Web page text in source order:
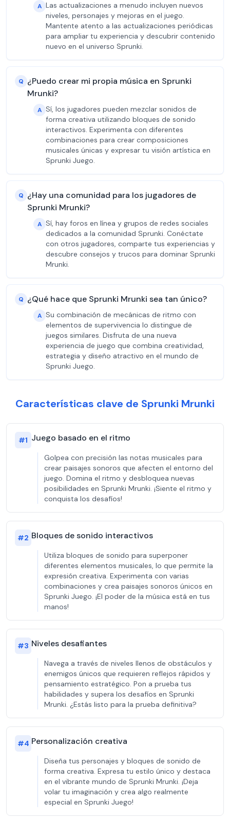
A Las actualizaciones a menudo incluyen nuevos
niveles, personajes y mejoras en el juego.
Mantente atento a las actualizaciones periódicas
para ampliar tu experiencia y descubrir contenido
nuevo en el universo Sprunki.
Q ¿Puedo crear mi propia música en Sprunki
Mrunki?
A Sí, los jugadores pueden mezclar sonidos de
forma creativa utilizando bloques de sonido
interactivos. Experimenta con diferentes
combinaciones para crear composiciones
musicales únicas y expresar tu visión artística en
Sprunki Juego.
Q ¿Hay una comunidad para los jugadores de
Sprunki Mrunki?
A Sí, hay foros en línea y grupos de redes sociales
dedicados a la comunidad Sprunki. Conéctate
con otros jugadores, comparte tus experiencias y
descubre consejos y trucos para dominar Sprunki
Mrunki.
Q ¿Qué hace que Sprunki Mrunki sea tan único?
A Su combinación de mecánicas de ritmo con
elementos de supervivencia lo distingue de
juegos similares. Disfruta de una nueva
experiencia de juego que combina creatividad,
estrategia y diseño atractivo en el mundo de
Sprunki Juego.
Características clave de Sprunki Mrunki
#1 Juego basado en el ritmo
Golpea con precisión las notas musicales para
crear paisajes sonoros que afecten el entorno del
juego. Domina el ritmo y desbloquea nuevas
posibilidades en Sprunki Mrunki. ¡Siente el ritmo y
conquista los desafíos!
#2 Bloques de sonido interactivos
Utiliza bloques de sonido para superponer
diferentes elementos musicales, lo que permite la
expresión creativa. Experimenta con varias
combinaciones y crea paisajes sonoros únicos en
Sprunki Juego. ¡El poder de la música está en tus
manos!
#3 Niveles desafiantes
Navega a través de niveles llenos de obstáculos y
enemigos únicos que requieren reflejos rápidos y
pensamiento estratégico. Pon a prueba tus
habilidades y supera los desafíos en Sprunki
Mrunki. ¿Estás listo para la prueba definitiva?
#4 Personalización creativa
Diseña tus personajes y bloques de sonido de
forma creativa. Expresa tu estilo único y destaca
en el vibrante mundo de Sprunki Mrunki. ¡Deja
volar tu imaginación y crea algo realmente
especial en Sprunki Juego!